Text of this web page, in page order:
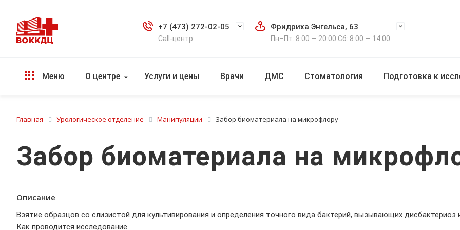
+7 (473) 272-02-05
Call-центр
Фридриха Энгельса, 63
Пн–Пт: 8:00 — 20:00 Сб: 8:00 — 14:00
Меню О центре Услуги и цены Врачи ДМС Стоматология Подготовка к
Главная Урологическое отделение Манипуляции Забор биоматериала на микрофлору
Забор биоматериала на
Описание
Взятие образцов со слизистой для культивирования и определения точного вида бактерий, вызывающих дисбактериоз
Как проводится исследование